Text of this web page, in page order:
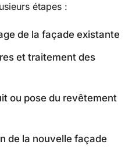
étapes :
de la façade existante
et traitement des
ou pose du revêtement
de la nouvelle façade